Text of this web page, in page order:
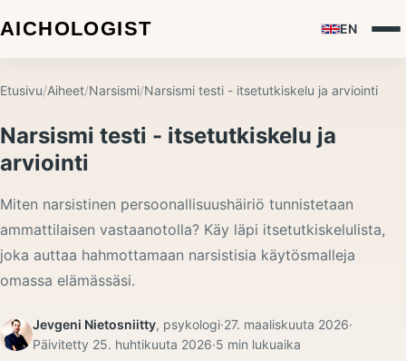
EN
Etusivu/Aiheet/Narsismi/Narsismi testi - itsetutkiskelu ja arviointi
Narsismi testi - itsetutkiskelu ja
arviointi
Miten narsistinen persoonallisuushäiriö tunnistetaan
ammattilaisen vastaanotolla? Käy läpi itsetutkiskelulista,
joka auttaa hahmottamaan narsistisia käytösmalleja
omassa elämässäsi.
Jevgeni Nietosniitty, psykologi·27. maaliskuuta 2026·
Päivitetty 25. huhtikuuta 2026·5 min lukuaika